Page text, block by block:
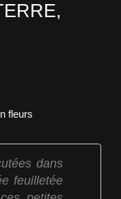
dans
feuilletée